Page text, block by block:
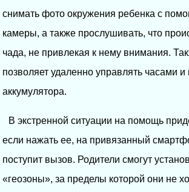
снимать фото окружения ребенка с
камеры, а также прослушивать, что
чада, не привлекая к нему внимания.
позволяет удаленно управлять часами и
аккумулятора.
В экстренной ситуации на помощь
если нажать ее, на привязанный
поступит вызов. Родители смогут
«геозоны», за пределы которой они не